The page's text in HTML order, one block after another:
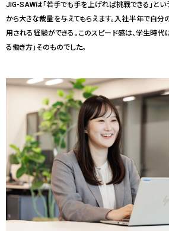
JIG-SAWは「若手でも手を上げれば挑戦できる」と
から大きな裁量を与えてもらえます。入社半年で自
用される経験ができる。このスピード感は、学生時代
る働き方」そのものでした。